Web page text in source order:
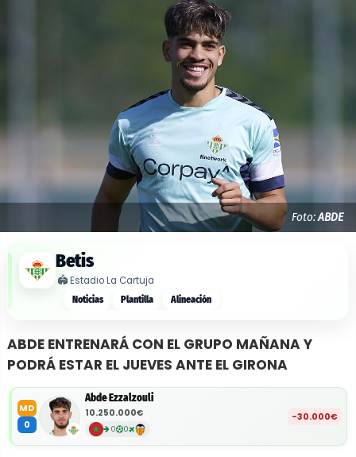
Foto:ABDE
Betis
🏟️Estadio La Cartuja
Noticias Plantilla Alineación
ABDE ENTRENARÁ CON EL GRUPO MAÑANA Y
PODRÁ ESTAR EL JUEVES ANTE EL GIRONA
MD
0
Abde Ezzalzouli
10.250.000€
0 0
-30.000€